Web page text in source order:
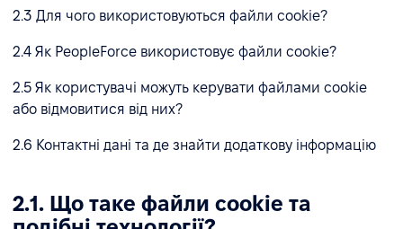
2.3 Для чого використовуються файли cookie?
2.4 Як PeopleForce використовує файли cookie?
2.5 Як користувачі можуть керувати файлами cookie
або відмовитися від них?
2.6 Контактні дані та де знайти додаткову інформацію
2.1. Що таке файли cookie та